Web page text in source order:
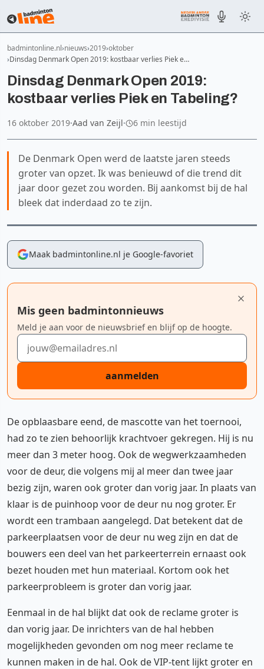
badmintonline.nl nieuws 2019 oktober
Dinsdag Denmark Open 2019: kostbaar verlies Piek e…
Dinsdag Denmark Open 2019:
kostbaar verlies Piek en Tabeling?
16 oktober 2019·Aad van Zeijl· 6 min leestijd
De Denmark Open werd de laatste jaren steeds
groter van opzet. Ik was benieuwd of die trend dit
jaar door gezet zou worden. Bij aankomst bij de hal
bleek dat inderdaad zo te zijn.
Maak badmintonline.nl je Google-favoriet
Mis geen badmintonnieuws
Meld je aan voor de nieuwsbrief en blijf op de hoogte.
E-mailadres
aanmelden
De opblaasbare eend, de mascotte van het toernooi,
had zo te zien behoorlijk krachtvoer gekregen. Hij is nu
meer dan 3 meter hoog. Ook de wegwerkzaamheden
voor de deur, die volgens mij al meer dan twee jaar
bezig zijn, waren ook groter dan vorig jaar. In plaats van
klaar is de puinhoop voor de deur nu nog groter. Er
wordt een trambaan aangelegd. Dat betekent dat de
parkeerplaatsen voor de deur nu weg zijn en dat de
bouwers een deel van het parkeerterrein ernaast ook
bezet houden met hun materiaal. Kortom ook het
parkeerprobleem is groter dan vorig jaar.
Eenmaal in de hal blijkt dat ook de reclame groter is
dan vorig jaar. De inrichters van de hal hebben
mogelijkheden gevonden om nog meer reclame te
kunnen maken in de hal. Ook de VIP-tent lijkt groter en